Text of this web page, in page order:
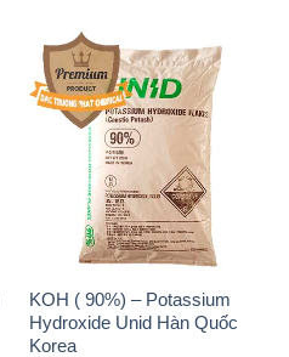
KOH ( 90%) – Potassium
Hydroxide Unid Hàn Quốc
Korea